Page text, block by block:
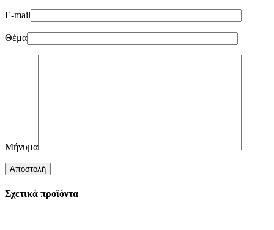
E-mail
Θέμα
Μήνυμα
Σχετικά προϊόντα